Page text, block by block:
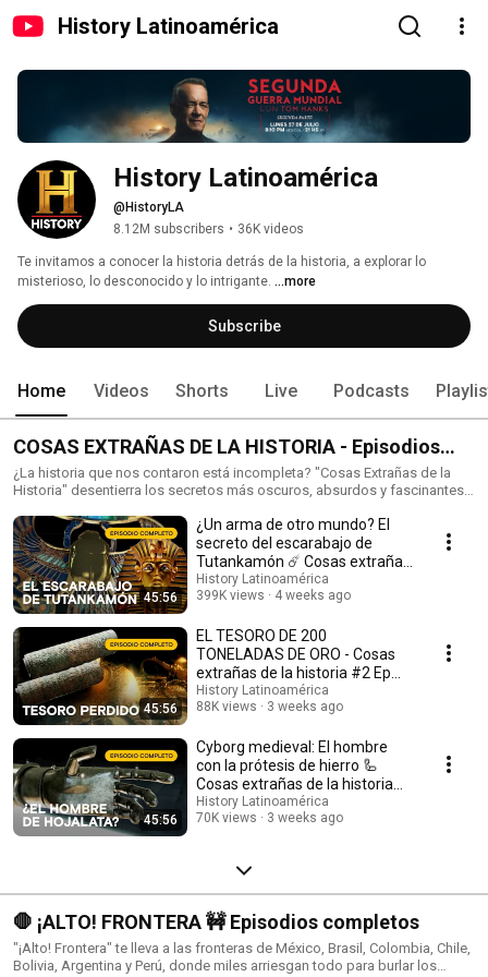
History Latinoamérica
History Latinoamérica
@HistoryLA
8.12M subscribers • 36K videos
Te invitamos a conocer la historia detrás de la historia, a explorar lo
misterioso, lo desconocido y lo intrigante. ...more
Subscribe
Home Videos Shorts Live Podcasts
COSAS EXTRAÑAS DE LA HISTORIA - Episodios
Completos
¿La historia que nos contaron está incompleta? "Cosas Extrañas de la
Historia" desentierra los secretos más oscuros, absurdos y fascinantes
fondo del mar, hasta momias congeladas en un grito eterno y
conspiraciones con tecnología que no debería existir. Cada episodio
analiza los artefactos reales que desconciertan a la ciencia y cambian
todo lo que creíamos saber sobre la humanidad.
45:56
¿Un arma de otro mundo? El
secreto del escarabajo de
Tutankamón ☄️ Cosas extrañas
de la historia #1
History Latinoamérica
399K views
4 weeks ago
45:56
EL TESORO DE 200
TONELADAS DE ORO - Cosas
extrañas de la historia #2 Ep
completo
History Latinoamérica
88K views
3 weeks ago
45:56
Cyborg medieval: El hombre
con la prótesis de hierro 🦾
Cosas extrañas de la historia
#3 Ep completo
History Latinoamérica
70K views
3 weeks ago
🛑 ¡ALTO! FRONTERA 🚧 Episodios completos
"¡Alto! Frontera" te lleva a las fronteras de México, Brasil, Colombia, Chile,
Bolivia, Argentina y Perú, donde miles arriesgan todo para burlar los